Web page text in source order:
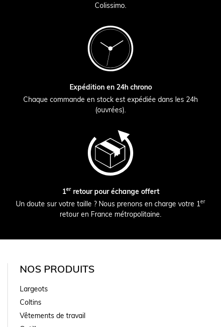
Colissimo.
Expédition en 24h chrono
Chaque commande en stock est expédiée dans les 24h
(ouvrées).
1erretour pour échange offert
Un doute sur votre taille ? Nous prenons en charge votre 1er
retour en France métropolitaine.
NOS PRODUITS
Largeots
Coltins
Vêtements de travail